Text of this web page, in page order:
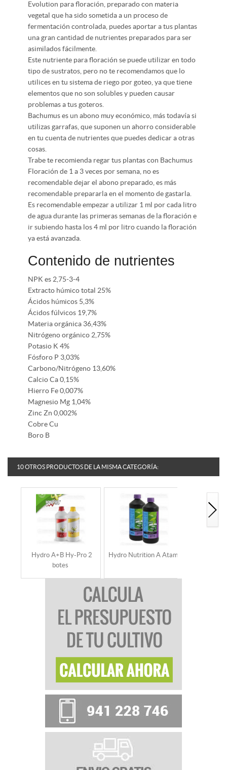
Evolution para floración, preparado con materia
vegetal que ha sido sometida a un proceso de
fermentación controlada, puedes aportar a tus plantas
una gran cantidad de nutrientes preparados para ser
asimilados fácilmente.
Este nutriente para floración se puede utilizar en todo
tipo de sustratos, pero no te recomendamos que lo
utilices en tu sistema de riego por goteo, ya que tiene
elementos que no son solubles y pueden causar
problemas a tus goteros.
Bachumus es un abono muy económico, más todavía si
utilizas garrafas, que suponen un ahorro considerable
en tu cuenta de nutrientes que puedes dedicar a otras
cosas.
Trabe te recomienda regar tus plantas con Bachumus
Floración de 1 a 3 veces por semana, no es
recomendable dejar el abono preparado, es más
recomendable prepararla en el momento de gastarla.
Es recomendable empezar a utilizar 1 ml por cada litro
de agua durante las primeras semanas de la floración e
ir subiendo hasta los 4 ml por litro cuando la floración
ya está avanzada.
Contenido de nutrientes
NPK es 2,75-3-4
Extracto húmico total 25%
Ácidos húmicos 5,3%
Ácidos fúlvicos 19,7%
Materia orgánica 36,43%
Nitrógeno orgánico 2,75%
Potasio K 4%
Fósforo P 3,03%
Carbono/Nitrógeno 13,60%
Calcio Ca 0,15%
Hierro Fe 0,007%
Magnesio Mg 1,04%
Zinc Zn 0,002%
Cobre Cu
Boro B
10 OTROS PRODUCTOS DE LA MISMA CATEGORÍA:
Hydro A+B Hy-Pro 2
botes
Hydro Nutrition A Atami